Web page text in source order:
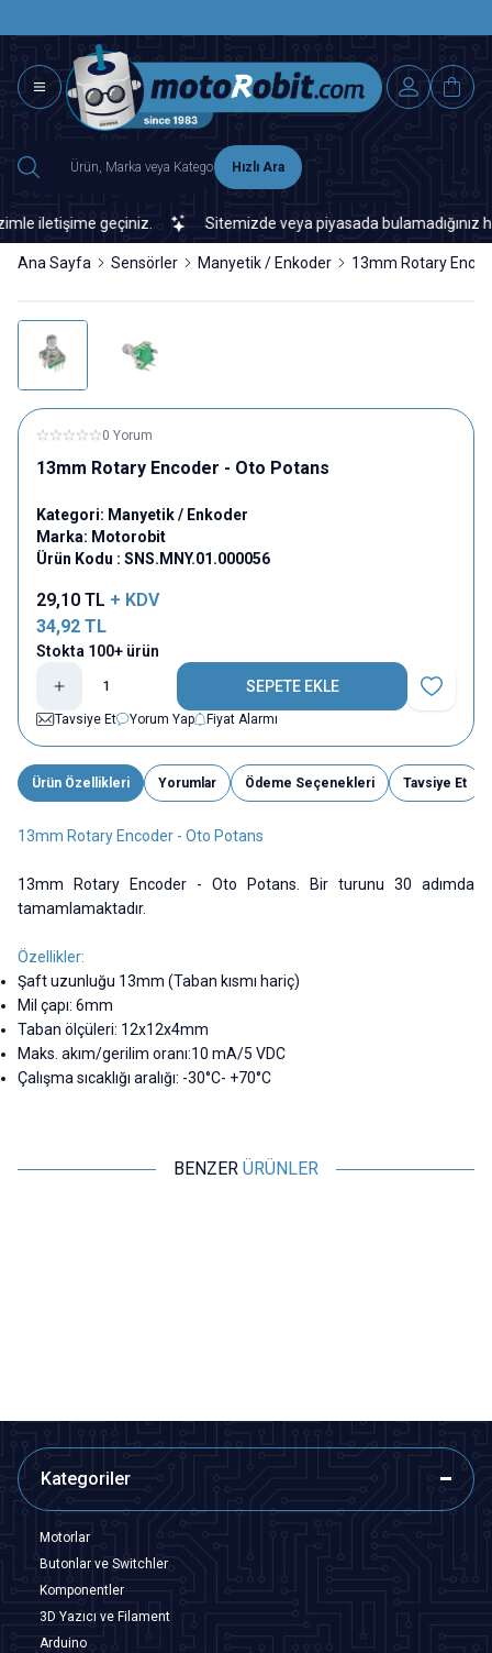
Hızlı Ara
iletişime geçiniz. Sitemizde veya piyasada bulamadığınız
Ana Sayfa Sensörler Manyetik / Enkoder 13mm Rotary
0 Yorum
13mm Rotary Encoder - Oto Potans
Kategori: Manyetik / Enkoder
Marka: Motorobit
Ürün Kodu : SNS.MNY.01.000056
29,10 TL + KDV
34,92 TL
Stokta 100+ ürün
SEPETE EKLE
Favoriye
Tavsiye Et
Yorum Yap Fiyat Alarmı
Ürün Özellikleri Yorumlar Ödeme Seçenekleri Tavsiye Et
13mm Rotary Encoder - Oto Potans
13mm Rotary Encoder - Oto Potans. Bir turunu 30 adımda
tamamlamaktadır.
Özellikler:
Şaft uzunluğu 13mm (Taban kısmı hariç)
Mil çapı: 6mm
Taban ölçüleri: 12x12x4mm
Maks. akım/gerilim oranı:10 mA/5 VDC
Çalışma sıcaklığı aralığı: -30°C- +70°C
BENZER ÜRÜNLER
Kategoriler
Motorlar
Butonlar ve Switchler
Komponentler
3D Yazıcı ve Filament
Arduino